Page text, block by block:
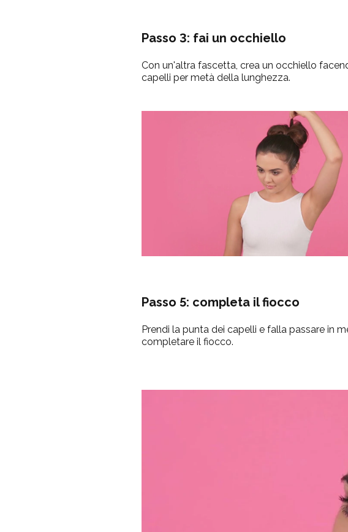
Passo 3: fai un occhiello
Con un'altra fascetta, crea un occhiello
capelli per metà della lunghezza.
Passo 5: completa il fiocco
Prendi la punta dei capelli e falla passare in
completare il fiocco.